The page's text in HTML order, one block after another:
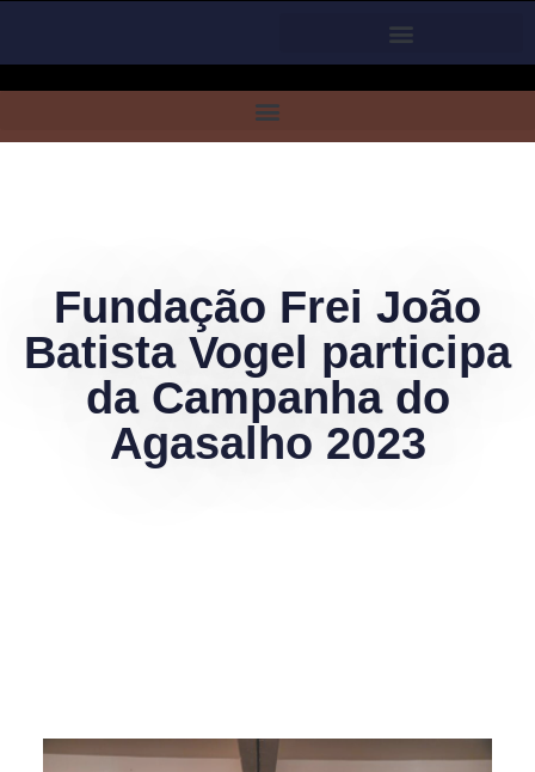
Fundação Frei João
Batista Vogel participa
da Campanha do
Agasalho 2023